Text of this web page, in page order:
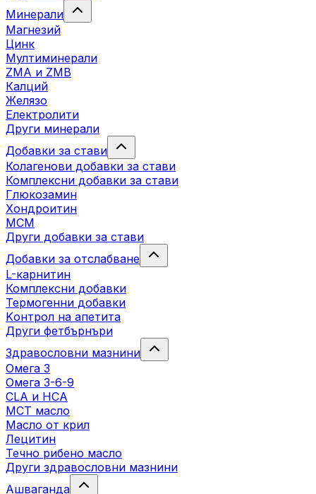
Минерали
Магнезий
Цинк
Мултиминерали
ZMA и ZMB
Калций
Желязо
Електролити
Други минерали
Добавки за стави
Колагенови добавки за стави
Комплексни добавки за стави
Глюкозамин
Хондроитин
МСМ
Други добавки за стави
Добавки за отслабване
L-карнитин
Комплексни добавки
Термогенни добавки
Kонтрол на апетита
Други фетбърнъри
Здравословни мазнини
Омега 3
Омега 3-6-9
CLA и HCA
МСТ масло
Масло от крил
Лецитин
Течно рибено масло
Други здравословни мазнини
Ашваганда